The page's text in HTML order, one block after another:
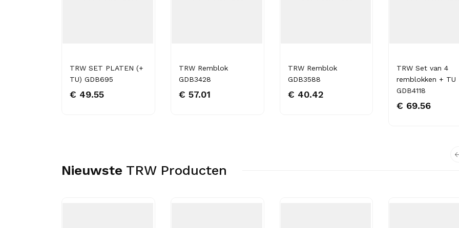
TRW SET PLATEN (+
TU) GDB695
€ 49.55
TRW Remblok
GDB3428
€ 57.01
TRW Remblok
GDB3588
€ 40.42
TRW Set van 4
remblokken + TU
GDB4118
€ 69.56
Nieuwste TRW Producten